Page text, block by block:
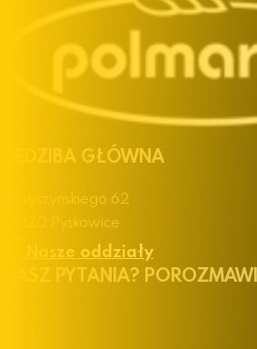
SIEDZIBA GŁÓWNA
ul. Wyszyńskiego 62
44-120 Pyskowice
Nasze oddziały
MASZ PYTANIA?